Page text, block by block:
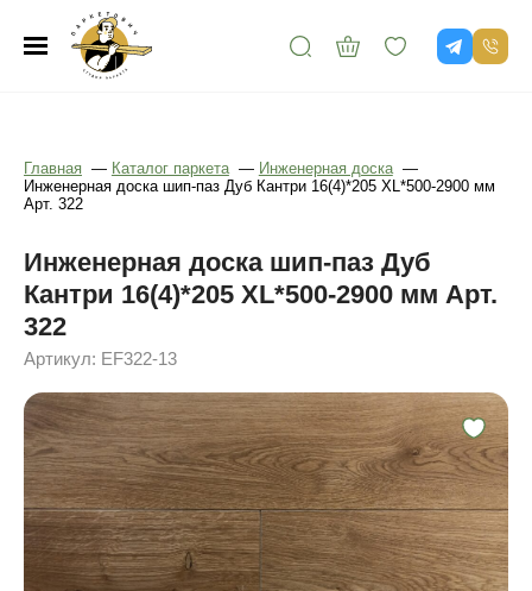
Главная — Каталог паркета — Инженерная доска —
Инженерная доска шип-паз Дуб Кантри 16(4)*205 XL*500-2900 мм
Арт. 322
Инженерная доска шип-паз Дуб
Кантри 16(4)*205 XL*500-2900 мм Арт.
322
Артикул: EF322-13